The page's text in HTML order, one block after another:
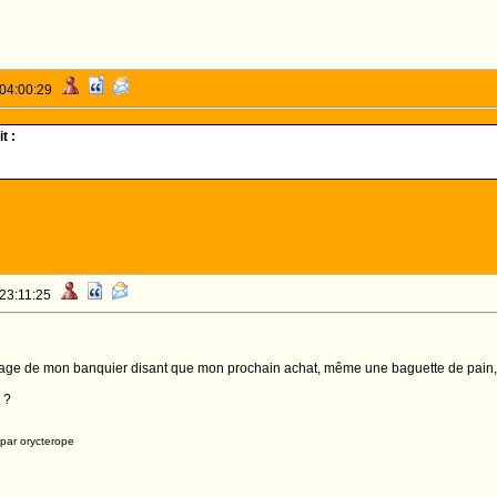
:
de mon banquier disant que mon prochain achat, même une baguette de
?
orycterope